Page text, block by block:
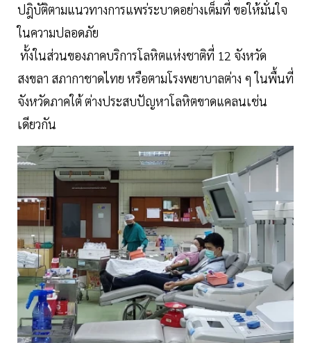
ปฎิบัติตามแนวทางการแพร่ระบาดอย่างเต็มที่ ขอให้มั่นใจ
ในความปลอดภัย
ทั้งในส่วนของภาคบริการโลหิตแห่งชาติที่ 12 จังหวัด
สงขลา สภากาชาดไทย หรือตามโรงพยาบาลต่าง ๆ ในพื้นที่
จังหวัดภาคใต้ ต่างประสบปัญหาโลหิตขาดแคลนเช่น
เดียวกัน